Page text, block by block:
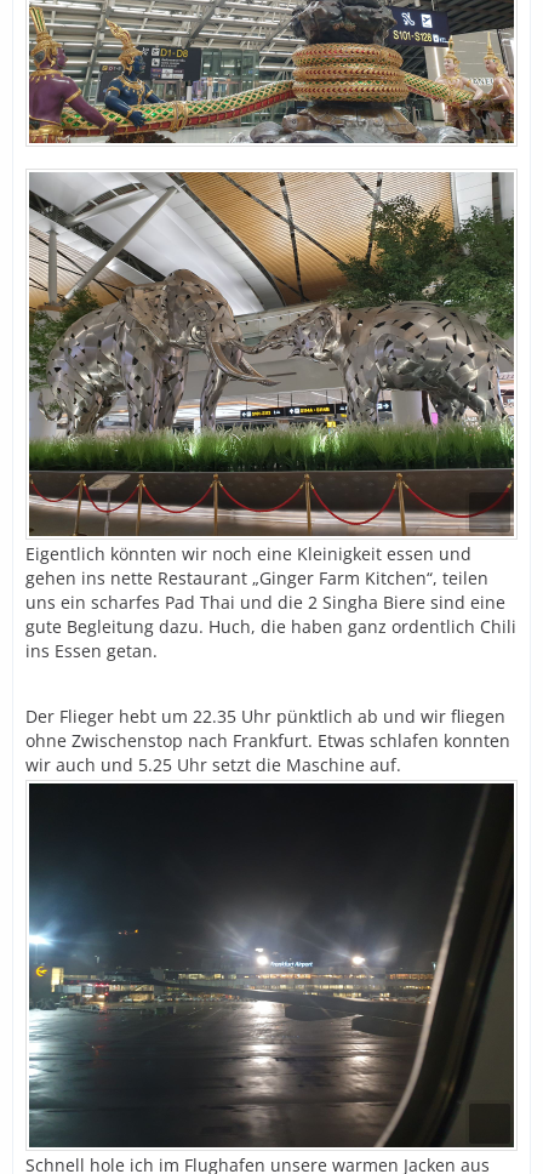
Eigentlich könnten wir noch eine Kleinigkeit essen und
gehen ins nette Restaurant „Ginger Farm Kitchen“, teilen
uns ein scharfes Pad Thai und die 2 Singha Biere sind eine
gute Begleitung dazu. Huch, die haben ganz ordentlich Chili
ins Essen getan.
Der Flieger hebt um 22.35 Uhr pünktlich ab und wir fliegen
ohne Zwischenstop nach Frankfurt. Etwas schlafen konnten
wir auch und 5.25 Uhr setzt die Maschine auf.
Schnell hole ich im Flughafen unsere warmen Jacken aus